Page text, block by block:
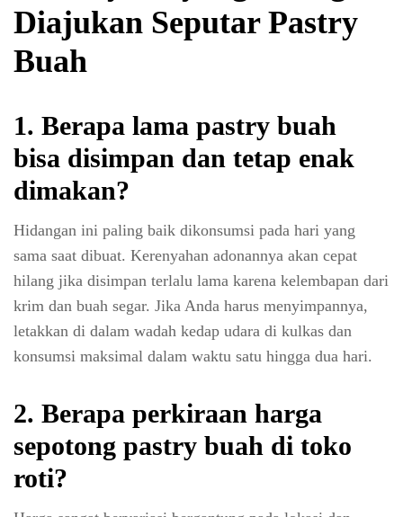
Diajukan Seputar Pastry
Buah
1. Berapa lama pastry buah
bisa disimpan dan tetap enak
dimakan?
Hidangan ini paling baik dikonsumsi pada hari yang
sama saat dibuat. Kerenyahan adonannya akan cepat
hilang jika disimpan terlalu lama karena kelembapan dari
krim dan buah segar. Jika Anda harus menyimpannya,
letakkan di dalam wadah kedap udara di kulkas dan
konsumsi maksimal dalam waktu satu hingga dua hari.
2. Berapa perkiraan harga
sepotong pastry buah di toko
roti?